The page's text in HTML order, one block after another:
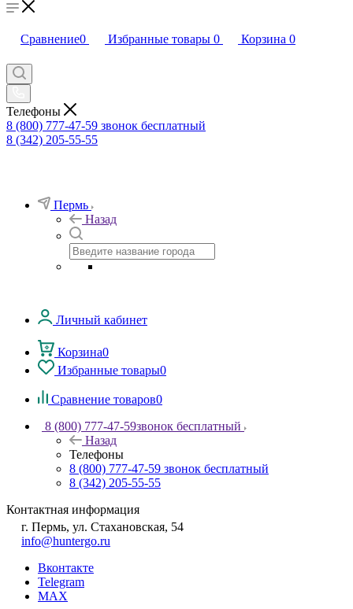
Сравнение0 Избранные товары 0 Корзина 0
Телефоны
8 (800) 777-47-59 звонок бесплатный
8 (342) 205-55-55
Пермь
Назад
Личный кабинет
Корзина0
Избранные товары0
Сравнение товаров0
8 (800) 777-47-59звонок бесплатный
Назад
Телефоны
8 (800) 777-47-59 звонок бесплатный
8 (342) 205-55-55
Контактная информация
г. Пермь, ул. Стахановская, 54
info@huntergo.ru
Вконтакте
Telegram
MAX